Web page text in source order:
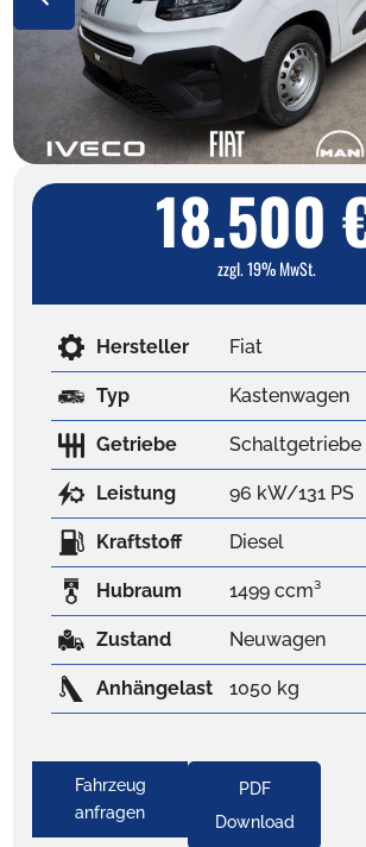
18.500
zzgl. 19% MwSt.
Hersteller Fiat
Typ Kastenwagen
Getriebe Schaltgetriebe
Leistung 96 kW/131 PS
Kraftstoff Diesel
Hubraum 1499 ccm³
Zustand Neuwagen
Anhängelast 1050 kg
Fahrzeug
anfragen
PDF
Download